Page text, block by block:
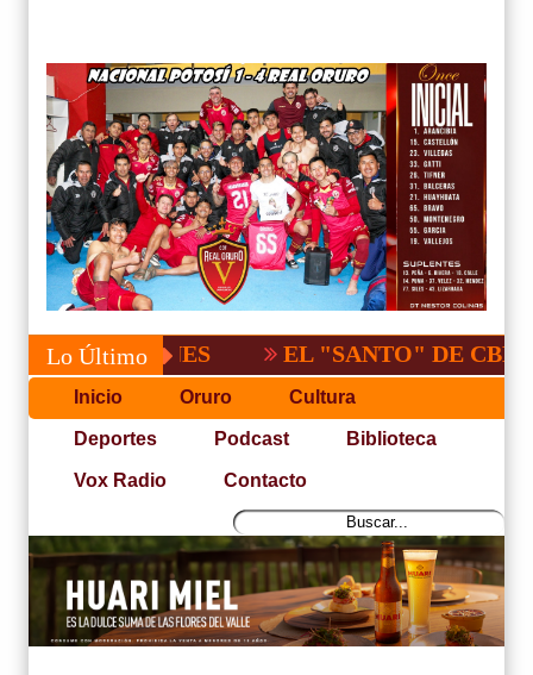
Lo Último EL "SANTO" DE CBBA,
Inicio Oruro Cultura
Deportes Podcast Biblioteca
Vox Radio Contacto